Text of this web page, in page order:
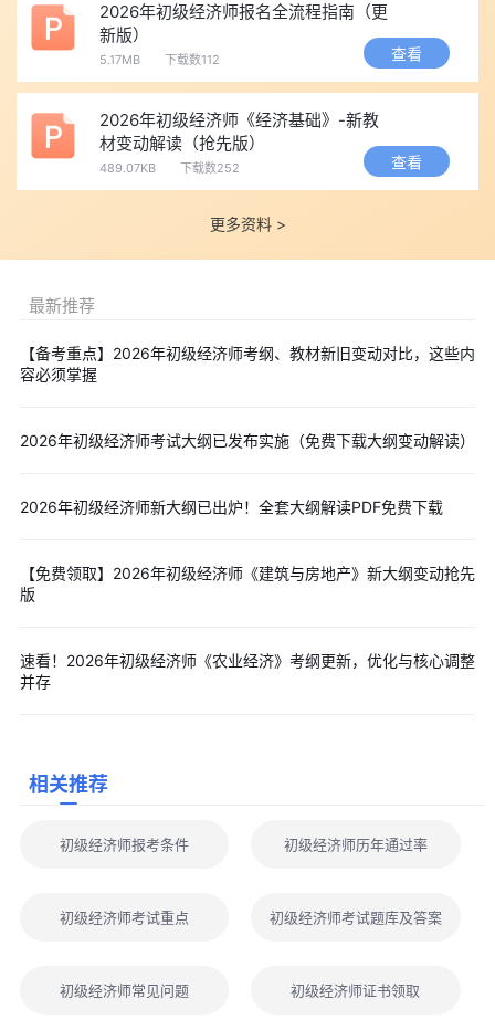
2026年初级经济师报名全流程指南（更
新版）
5.17MB 下载数112 查看
2026年初级经济师《经济基础》-新教
材变动解读（抢先版）
489.07KB 下载数252 查看
更多资料 >
最新推荐
【备考重点】2026年初级经济师考纲、教材新旧变动对比，这些内
容必须掌握
2026年初级经济师考试大纲已发布实施（免费下载大纲变动解读）
2026年初级经济师新大纲已出炉！全套大纲解读PDF免费下载
【免费领取】2026年初级经济师《建筑与房地产》新大纲变动抢先
版
速看！2026年初级经济师《农业经济》考纲更新，优化与核心调整
并存
相关推荐
初级经济师报考条件 初级经济师历年通过率
初级经济师考试重点 初级经济师考试题库及答案
初级经济师常见问题 初级经济师证书领取